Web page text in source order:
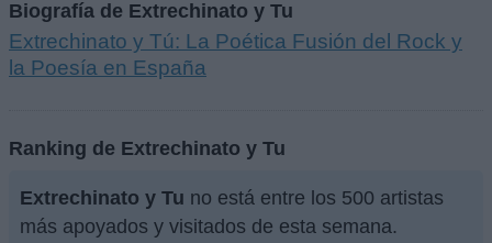
Biografía de Extrechinato y Tu
Extrechinato y Tú: La Poética Fusión del Rock y
la Poesía en España
Ranking de Extrechinato y Tu
Extrechinato y Tu no está entre los 500 artistas
más apoyados y visitados de esta semana.